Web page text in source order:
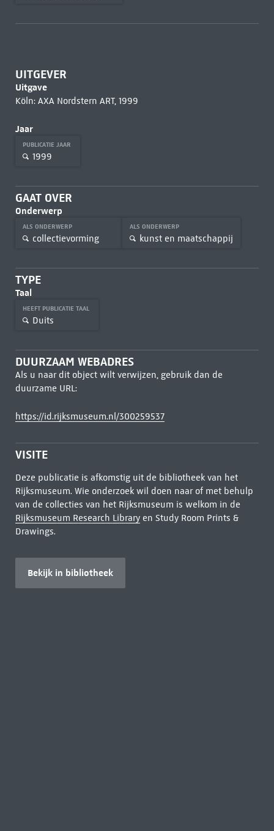
UITGEVER
Uitgave
Köln: AXA Nordstern ART, 1999
Jaar
PUBLICATIE JAAR
1999
GAAT OVER
Onderwerp
ALS ONDERWERP
collectievorming
ALS ONDERWERP
kunst en maatschappij
TYPE
Taal
HEEFT PUBLICATIE TAAL
Duits
DUURZAAM WEBADRES
Als u naar dit object wilt verwijzen, gebruik dan de
duurzame URL:
https://id.rijksmuseum.nl/300259537
VISITE
Deze publicatie is afkomstig uit de bibliotheek van het
Rijksmuseum. Wie onderzoek wil doen naar of met behulp
van de collecties van het Rijksmuseum is welkom in de
Rijksmuseum Research Libraryen Study Room Prints &
Drawings.
Bekijk in bibliotheek